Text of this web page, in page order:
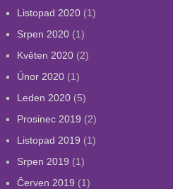
Listopad 2020(1)
Srpen 2020(1)
Květen 2020(2)
Únor 2020(1)
Leden 2020(5)
Prosinec 2019 (2)
Listopad 2019 (1)
Srpen 2019 (1)
Červen 2019 (1)